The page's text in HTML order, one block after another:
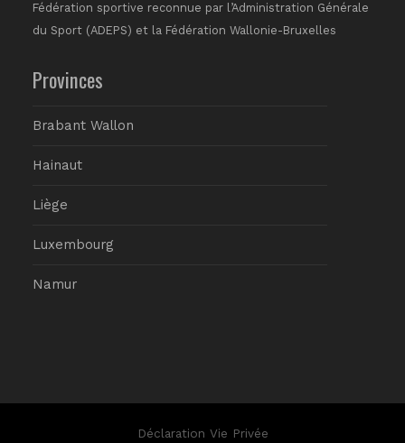
Fédération sportive reconnue par l’Administration Générale
du Sport (ADEPS) et la Fédération Wallonie-Bruxelles
Provinces
Brabant Wallon
Hainaut
Liège
Luxembourg
Namur
Déclaration Vie Privée